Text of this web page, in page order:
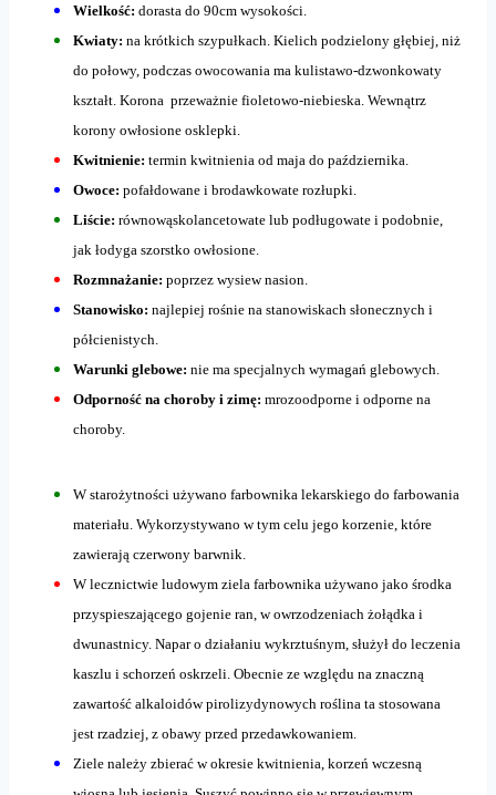
Wielkość: dorasta do 90cm wysokości.
Kwiaty: na krótkich szypułkach. Kielich podzielony głębiej, niż
do połowy, podczas owocowania ma kulistawo-dzwonkowaty
kształt. Korona przeważnie fioletowo-niebieska. Wewnątrz
korony owłosione osklepki.
Kwitnienie: termin kwitnienia od maja do października.
Owoce: pofałdowane i brodawkowate rozłupki.
Liście: równowąskolancetowate lub podługowate i podobnie,
jak łodyga szorstko owłosione.
Rozmnażanie: poprzez wysiew nasion.
Stanowisko: najlepiej rośnie na stanowiskach słonecznych i
półcienistych.
Warunki glebowe: nie ma specjalnych wymagań glebowych.
Odporność na choroby i zimę: mrozoodporne i odporne na
choroby.
W starożytności używano farbownika lekarskiego do farbowania
materiału. Wykorzystywano w tym celu jego korzenie, które
zawierają czerwony barwnik.
W lecznictwie ludowym ziela farbownika używano jako środka
przyspieszającego gojenie ran, w owrzodzeniach żołądka i
dwunastnicy. Napar o działaniu wykrztuśnym, służył do leczenia
kaszlu i schorzeń oskrzeli. Obecnie ze względu na znaczną
zawartość alkaloidów pirolizydynowych roślina ta stosowana
jest rzadziej, z obawy przed przedawkowaniem.
Ziele należy zbierać w okresie kwitnienia, korzeń wczesną